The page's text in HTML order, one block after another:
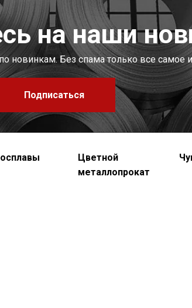
на наши
новинкам. Без спама только все самое
Подписаться
Цветной
металлопрокат